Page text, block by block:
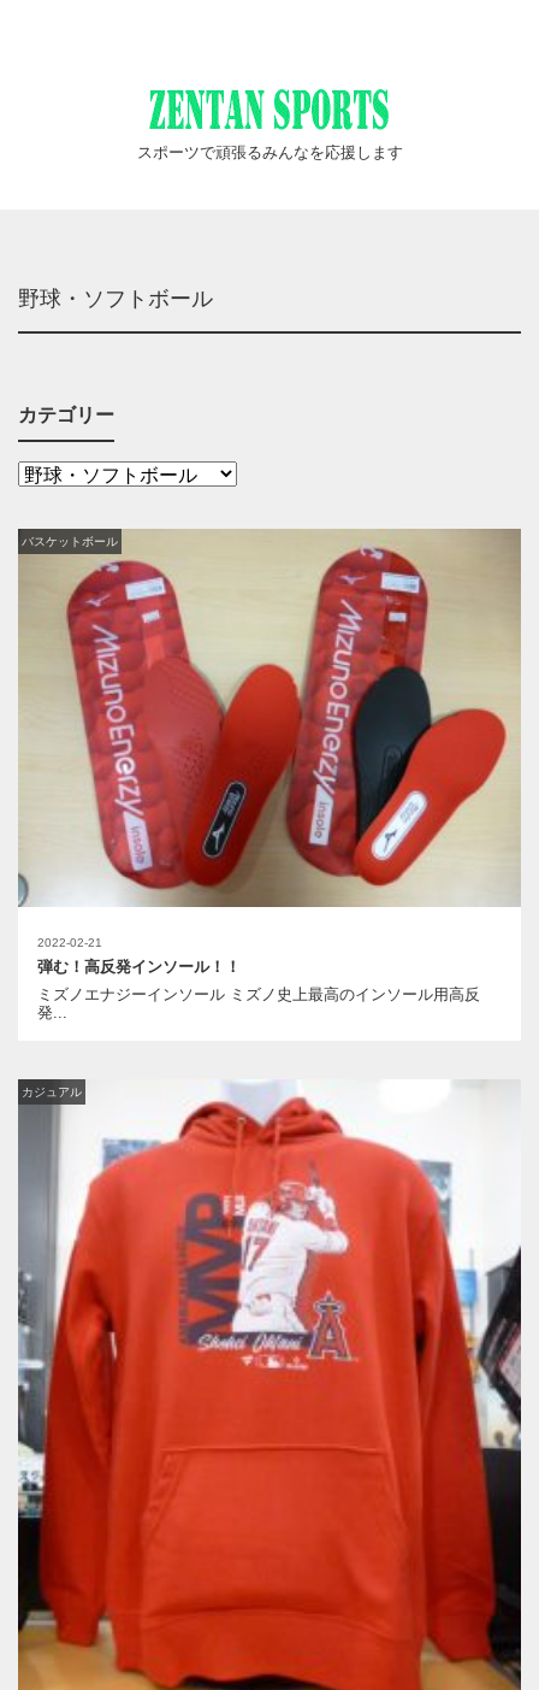
スポーツで頑張るみんなを応援します
野球・ソフトボール
カテゴリー
2022-02-21
バスケットボール
弾む！高反発インソール！！
ミズノエナジーインソール ミズノ史上最高のインソール用高反
発...
カジュアル